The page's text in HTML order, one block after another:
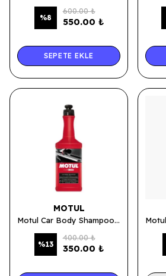
%8
600.00 ₺
550.00 ₺
SEPETE EKLE
MOTUL
Motul Car Body Shampoo - Araç Şampuanı 500 ML.
%13
400.00 ₺
350.00 ₺